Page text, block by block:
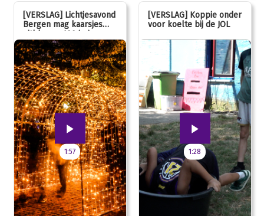
[VERSLAG] Lichtjesavond
Bergen mag kaarsjes
uitblazen: 100 jarig
jubileum!
1:57
[VERSLAG] Koppie onder
voor koelte bij de JOL
1:28